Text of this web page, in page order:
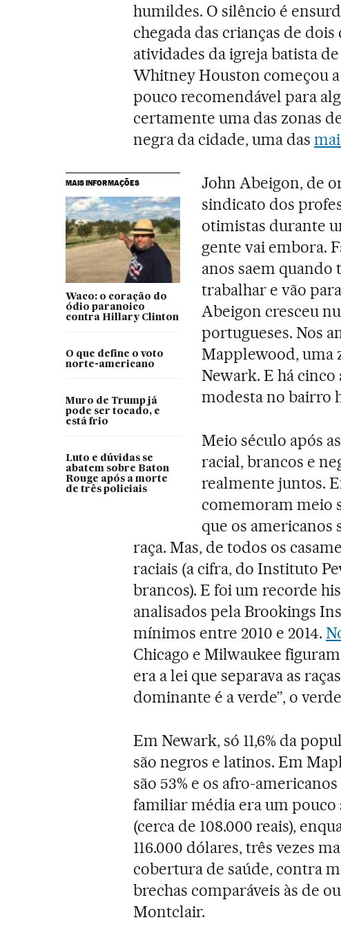
humildes. O silêncio é
chegada das crianças de
atividades da igreja batista
Whitney Houston começou
pouco recomendável para
certamente uma das zonas
negra da cidade, uma das
MAIS INFORMAÇÕES
Waco: o coração do
ódio paranoico
contra Hillary Clinton
O que define o voto
norte-americano
Muro de Trump já
pode ser tocado, e
está frio
Luto e dúvidas se
abatem sobre Baton
Rouge após a morte
de três policiais
John Abeigon, de
sindicato dos
otimistas durante
gente vai embora.
anos saem quando
trabalhar e vão
Abeigon cresceu
portugueses. Nos
Mapplewood, uma
Newark. E há cinco
modesta no bairro
Meio século após
racial, brancos e
realmente juntos.
comemoram meio
que os americanos
raça. Mas, de todos os
raciais (a cifra, do Instituto
brancos). E foi um recorde
analisados pela Brookings
mínimos entre 2010 e 2014.
Chicago e Milwaukee
era a lei que separava as
dominante é a verde”, o
Em Newark, só 11,6% da
são negros e latinos. Em
são 53% e os afro-
familiar média era um pouco
(cerca de 108.000 reais),
116.000 dólares, três vezes
cobertura de saúde, contra
brechas comparáveis às de
Montclair.